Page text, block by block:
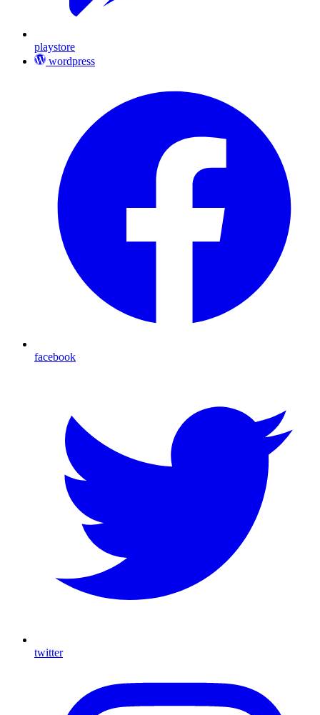
playstore
wordpress
facebook
twitter